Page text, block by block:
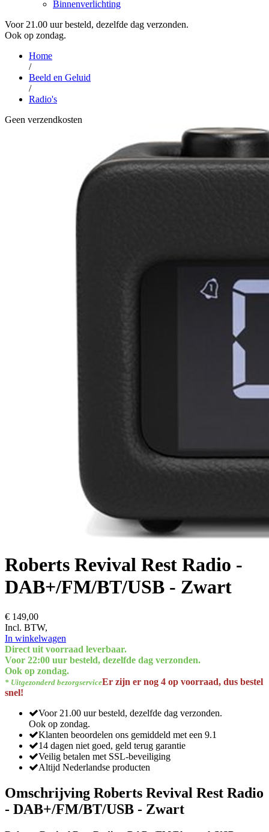
Binnenverlichting
Voor 21.00 uur besteld, dezelfde dag verzonden.
Ook op zondag.
Home
/
Beeld en Geluid
/
Radio's
Geen verzendkosten
Roberts Revival Rest Radio -
DAB+/FM/BT/USB - Zwart
€ 149,00
Incl. BTW,
In winkelwagen
Direct uit voorraad leverbaar.
Voor 22:00 uur besteld, dezelfde dag verzonden.
Ook op zondag.
* Uitgezonderd bezorgserviceEr zijn er nog 4 op voorraad, dus bestel
snel!
Voor 21.00 uur besteld, dezelfde dag verzonden.
Ook op zondag.
Klanten beoordelen ons gemiddeld met een 9.1
14 dagen niet goed, geld terug garantie
Veilig betalen met SSL-beveiliging
Altijd Nederlandse producten
Omschrijving Roberts Revival Rest Radio
- DAB+/FM/BT/USB - Zwart